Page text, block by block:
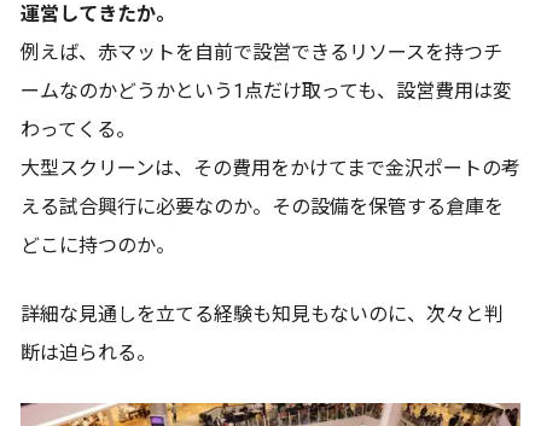
運営してきたか。
例えば、赤マットを自前で設営できるリソースを持つチ
ームなのかどうかという1点だけ取っても、設営費用は変
わってくる。
大型スクリーンは、その費用をかけてまで金沢ポートの考
える試合興行に必要なのか。その設備を保管する倉庫を
どこに持つのか。
詳細な見通しを立てる経験も知見もないのに、次々と判
断は迫られる。